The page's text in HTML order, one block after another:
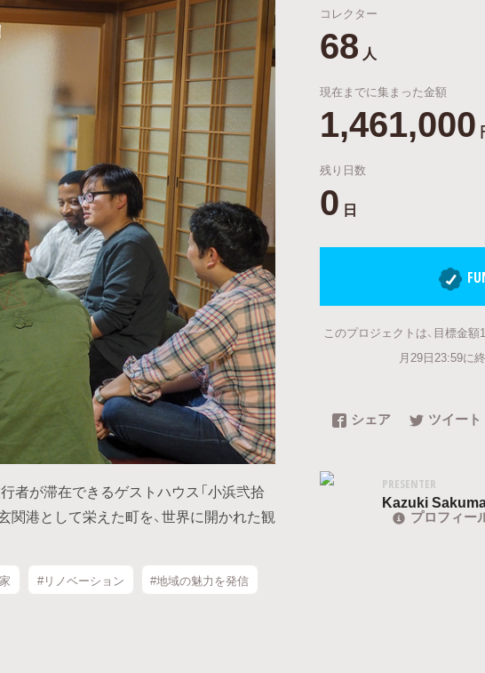
Legendary
成プロジェクト 調達額が大きいプロジェクト
者が滞在できるゲストハウス「小浜弐拾
関港として栄えた町を、世界に開かれた観
#リノベーション #地域の魅力を発信
コレクター
68 人
現在までに集まった金額
1,461,000
残り日数
0 日
このプロジェクトは、目標金
月29日23:59に
シェア ツイート
PRESENTER
Kazuki
プロフィー